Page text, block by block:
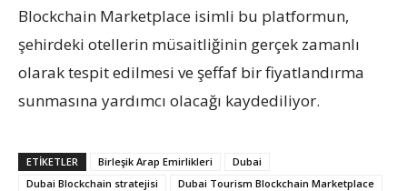
Blockchain Marketplace isimli bu platformun,
şehirdeki otellerin müsaitliğinin gerçek zamanlı
olarak tespit edilmesi ve şeffaf bir fiyatlandırma
sunmasına yardımcı olacağı kaydediliyor.
ETIKETLER Birleşik Arap Emirlikleri
Dubai
Dubai Blockchain stratejisi
Dubai Tourism Blockchain Marketplace